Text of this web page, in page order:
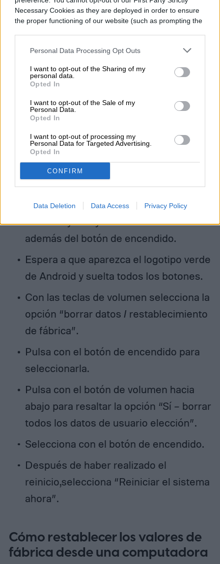
Necessary Cookies as they are deployed in order to ensure
the proper functioning of our website (such as prompting the
Personal Data Processing Opt Outs
I want to opt-out of the Sharing of my
personal data.
Opted In
I want to opt-out of the Sale of my
Personal Data.
Opted In
I want to opt-out of processing my
Personal Data for Targeted Advertising.
Opted In
CONFIRM
Data Deletion Data Access Privacy Policy
teclas del teléfono si la pantalla no
funciona. Eso sí recuerda que, si no pudiste
realizar una copia de seguridad de todo
antes de que la pantalla dejara de funcionar,
no podrás recuperar nada. Para restablecer
los valores de fábrica con las teclas sigue
estos puntos:
Mantén presionado el botón de
encendido hasta que tu Galaxy S10 se
apague.
A continuación, mantén presionados
los botones subir
volumen y Bixby simultáneamente
además del botón de encendido.
Espera a que aparezca el logotipo verde
de Android y suelta todos los botones.
Con las teclas de volumen selecciona la
opción “borrar datos / restablecimiento
de fábrica”.
Pulsa con el botón de encendido para
seleccionarla.
Pulsa con el botón de volumen hacia
abajo para resaltar la opción “Sí – borrar
todos los datos de usuario elección”.
Selecciona con el botón de encendido.
Después de haber realizado el
reinicio,selecciona “Reiniciar el sistema
ahora”.
Cómo restablecer los valores de
fábrica desde una computadora